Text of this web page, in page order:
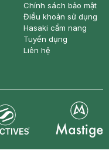
Chính sách bảo mật
Điều khoản sử dụng
Hasaki cẩm nang
Tuyển dụng
Liên hệ